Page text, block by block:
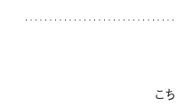
こち